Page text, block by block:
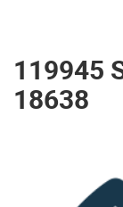
119945
18638